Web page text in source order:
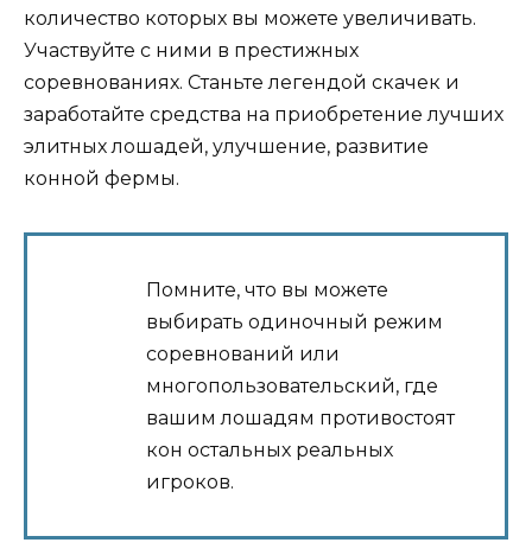
количество которых вы можете увеличивать.
Участвуйте с ними в престижных
соревнованиях. Станьте легендой скачек и
заработайте средства на приобретение лучших
элитных лошадей, улучшение, развитие
конной фермы.
Помните, что вы можете
выбирать одиночный режим
соревнований или
многопользовательский, где
вашим лошадям противостоят
кон остальных реальных
игроков.